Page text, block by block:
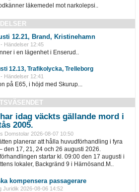
läkemedel mot narkolepsi..
12.21, Brand, Kristinehamn
Händelser 12:45
i en lägenhet i Enserud..
12.13, Trafikolycka, Trelleborg
Händelser 12:41
på E65, i höjd med Skurup...
idag väckts gällande mord i
2005.
Domstolar 2026-08-07 10:50
planerar att hålla huvudförhandling i fyra
den 17, 21, 24 och 26 augusti 2026.
startar kl. 09:00 den 17 augusti i
lokaler, Backgränd 9 i Härnösand.M..
kompensera passagerare
Juridik 2026-08-06 14:52